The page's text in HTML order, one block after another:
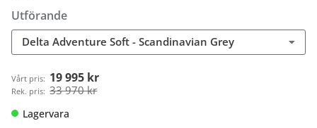
Utförande
Delta Adventure Soft - Scandinavian Grey
Vårt pris: 19 995 kr
Rek. pris: 33 970 kr
Lagervara